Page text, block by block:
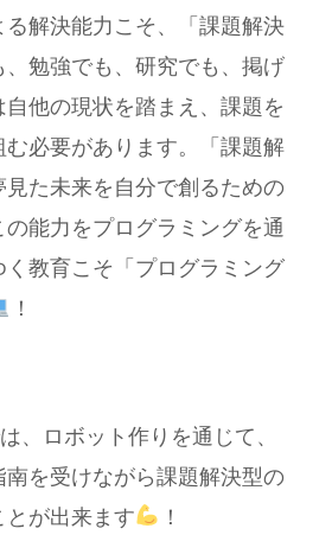
る解決能力こそ、「課題解決
勉強でも、研究でも、掲げ
他の現状を踏まえ、課題を
必要があります。
「課題解
た未来を自分で創るための
能力をプログラミングを通
く教育こそ「プログラミング
！
、ロボット作りを通じて、
を受けながら課題解決型の
が出来ます
！